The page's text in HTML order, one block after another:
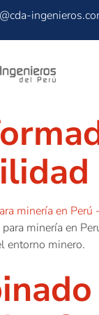
minería en
entorno minero.